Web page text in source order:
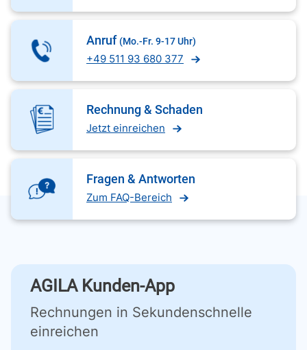
Anruf (Mo.-Fr. 9-17 Uhr)
+49 511 93 680 377
Rechnung & Schaden
Jetzt einreichen
Fragen & Antworten
Zum FAQ-Bereich
AGILA Kunden-App
Rechnungen in Sekundenschnelle
einreichen